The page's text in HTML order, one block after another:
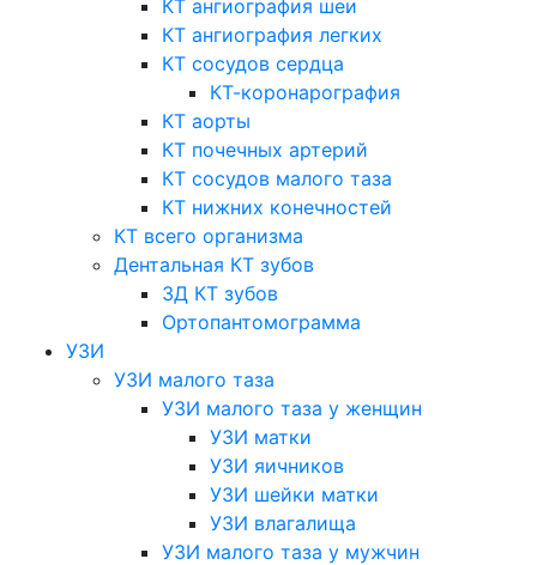
КТ ангиография шеи
КТ ангиография легких
КТ сосудов сердца
КТ-коронарография
КТ аорты
КТ почечных артерий
КТ сосудов малого таза
КТ нижних конечностей
КТ всего организма
Дентальная КТ зубов
3Д КТ зубов
Ортопантомограмма
УЗИ
УЗИ малого таза
УЗИ малого таза у женщин
УЗИ матки
УЗИ яичников
УЗИ шейки матки
УЗИ влагалища
УЗИ малого таза у мужчин